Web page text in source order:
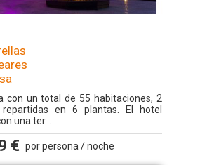
con un total de 55 habitaciones, 2
en 6 plantas. El hotel
una ter...
€ por persona / noche